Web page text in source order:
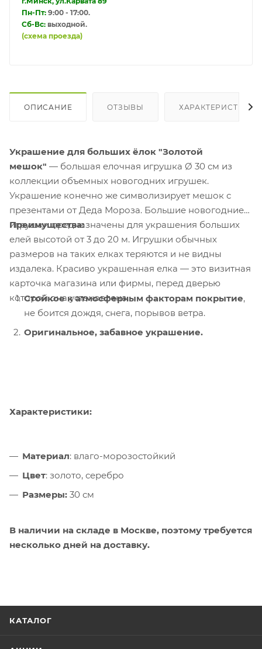
Пн-Пт: 9:00 - 17:00.
Сб-Вс: выходной.
(схема проезда)
ОПИСАНИЕ ОТЗЫВЫ ХАРАКТЕРИСТИКИ
Украшение для больших ёлок "Золотой
мешок" — большая елочная игрушка Ø 30 см из
коллекции объемных новогодних игрушек.
Украшение конечно же символизирует мешок с
презентами от Деда Мороза. Большие новогодние
игрушки предназначены для украшения больших
елей высотой от 3 до 20 м. Игрушки обычных
размеров на таких елках теряются и не видны
издалека. Красиво украшенная елка — это визитная
карточка магазина или фирмы, перед дверью
которой она установлена.
Преимущества:
Стойкое к атмосферным факторам покрытие,
не боится дождя, снега, порывов ветра.
Оригинальное, забавное украшение.
Характеристики:
Материал: влаго-морозостойкий
Цвет: золото, серебро
Размеры: 30 см
В наличии на складе в Москве, поэтому требуется
несколько дней на доставку.
КАТАЛОГ